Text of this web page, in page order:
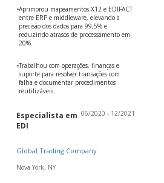
•Aprimorou mapeamentos X12 e EDIFACT
entre ERP e middleware, elevando a
precisão dos dados para 99,5% e
reduzindo atrasos de processamento em
20%.
•Trabalhou com operações, finanças e
suporte para resolver transações com
falha e documentar procedimentos
reutilizáveis.
Especialista em
EDI
06/2020 - 12/2021
Global Trading Company
Nova York, NY